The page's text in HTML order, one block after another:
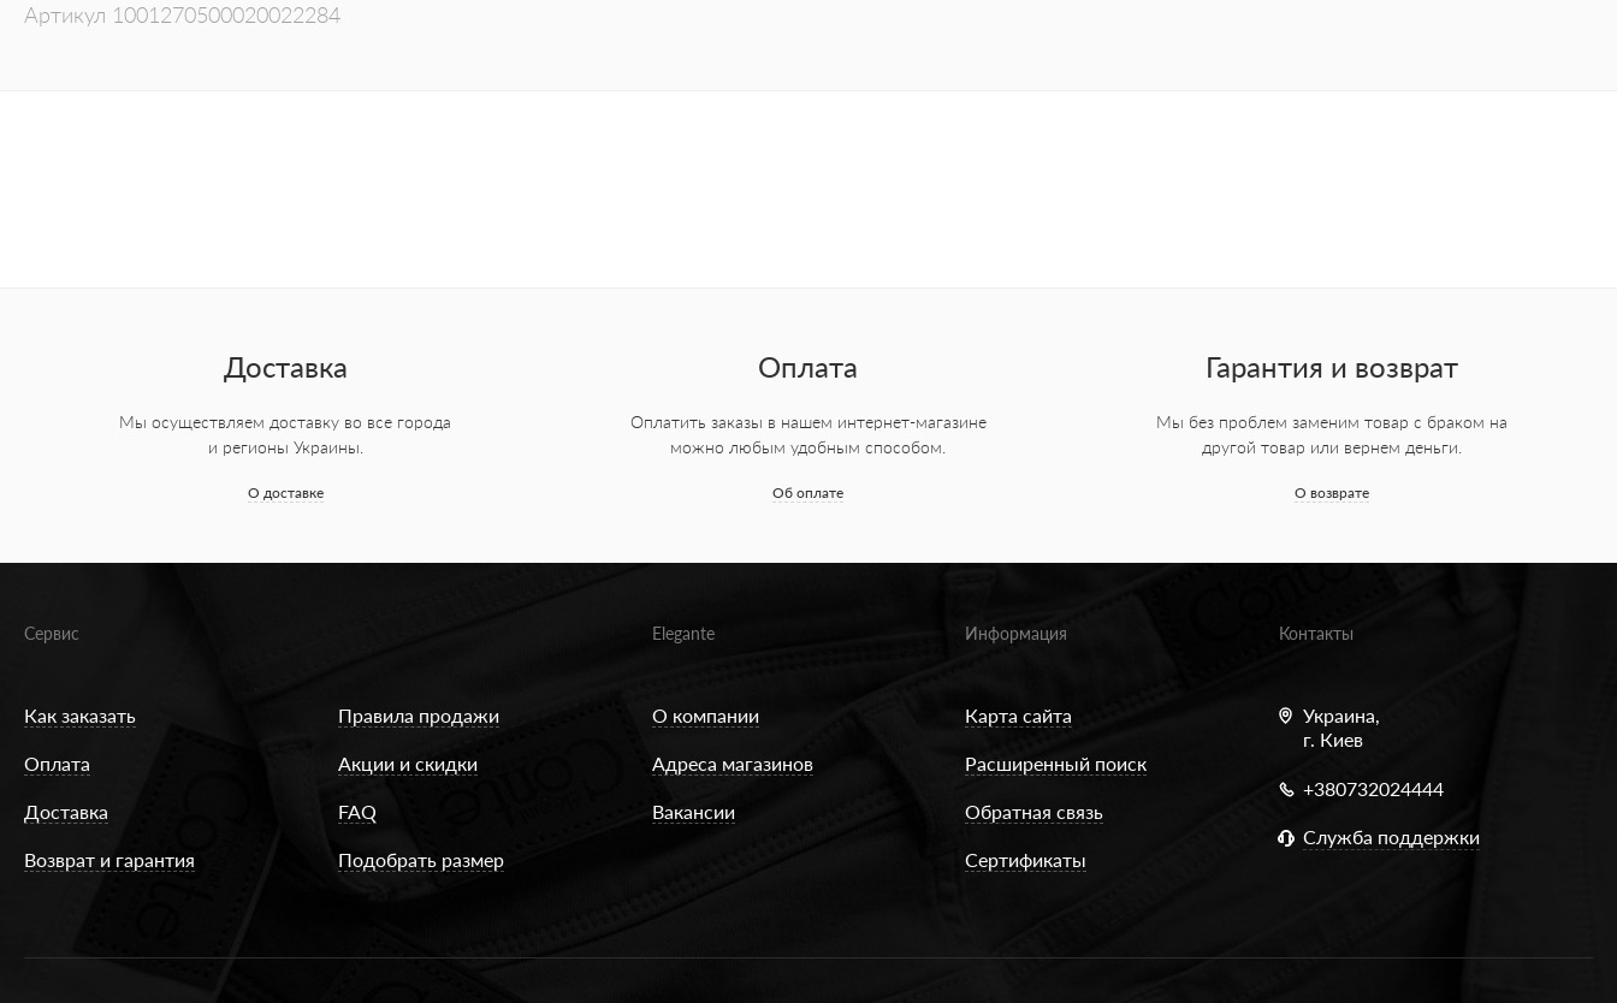
Артикул 1001270500020022284
Доставка
Мы осуществляем доставку во все города
и регионы Украины.
О доставке
Оплата
Оплатить заказы в нашем интернет-магазине
можно любым удобным способом.
Об оплате
Гарантия и возврат
Мы без проблем заменим товар с браком на
другой товар или вернем деньги.
О возврате
Сервис
Как заказать
Оплата
Доставка
Возврат и гарантия
Правила продажи
Акции и скидки
FAQ
Подобрать размер
Elegante
О компании
Адреса магазинов
Вакансии
Информация
Карта сайта
Расширенный поиск
Обратная связь
Сертификаты
Контакты
Украина,
г. Киев
+380732024444
Служба поддержки